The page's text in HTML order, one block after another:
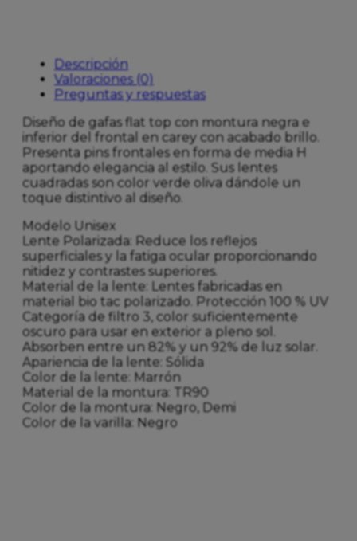
Descripción
Valoraciones (0)
Preguntas y respuestas
Diseño de gafas flat top con montura negra e
inferior del frontal en carey con acabado brillo.
Presenta pins frontales en forma de media H
aportando elegancia al estilo. Sus lentes
cuadradas son color verde oliva dándole un
toque distintivo al diseño.
Modelo Unisex
Lente Polarizada: Reduce los reflejos
superficiales y la fatiga ocular proporcionando
nitidez y contrastes superiores.
Material de la lente: Lentes fabricadas en
material bio tac polarizado. Protección 100 % UV
Categoría de filtro 3, color suficientemente
oscuro para usar en exterior a pleno sol.
Absorben entre un 82% y un 92% de luz solar.
Apariencia de la lente: Sólida
Color de la lente: Marrón
Material de la montura: TR90
Color de la montura: Negro, Demi
Color de la varilla: Negro